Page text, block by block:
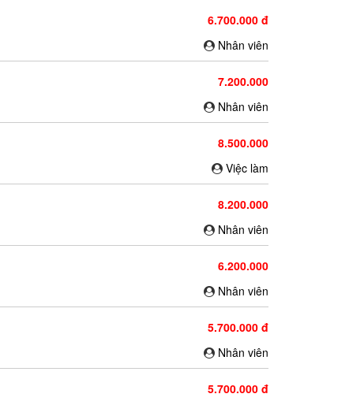
6.700.000 đ
Nhân viên
7.200.000
Nhân viên
8.500.000
Việc làm
8.200.000
Nhân viên
6.200.000
Nhân viên
5.700.000 đ
Nhân viên
5.700.000 đ